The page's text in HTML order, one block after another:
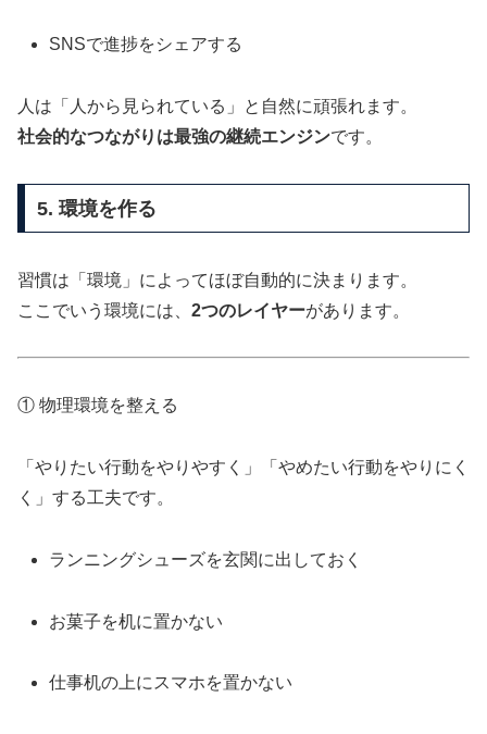
SNSで進捗をシェアする
人は「人から見られている」と自然に頑張れます。
社会的なつながりは最強の継続エンジンです。
5. 環境を作る
習慣は「環境」によってほぼ自動的に決まります。
ここでいう環境には、 2つのレイヤーがあります。
① 物理環境を整える
「やりたい行動をやりやすく」「やめたい行動をやりにく
く」する工夫です。
ランニングシューズを玄関に出しておく
お菓子を机に置かない
仕事机の上にスマホを置かない